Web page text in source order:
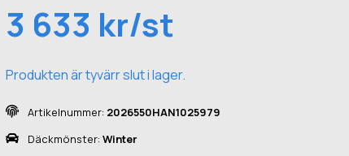
3 633 kr/st
Produkten är tyvärr slut i lager.
Artikelnummer: 2026550HAN1025979
Däckmönster: Winter